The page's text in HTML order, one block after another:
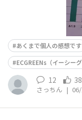
あくまで個人の感想です
ECGREENs（イーシーグ
12 38
さっちん |